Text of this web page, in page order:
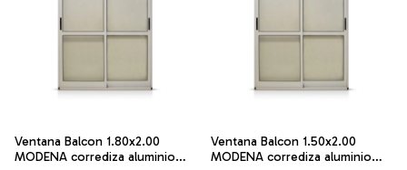
Ventana Balcon 1.80x2.00
MODENA corrediza aluminio
Ventana Balcon 1.50x2.00
MODENA corrediza aluminio